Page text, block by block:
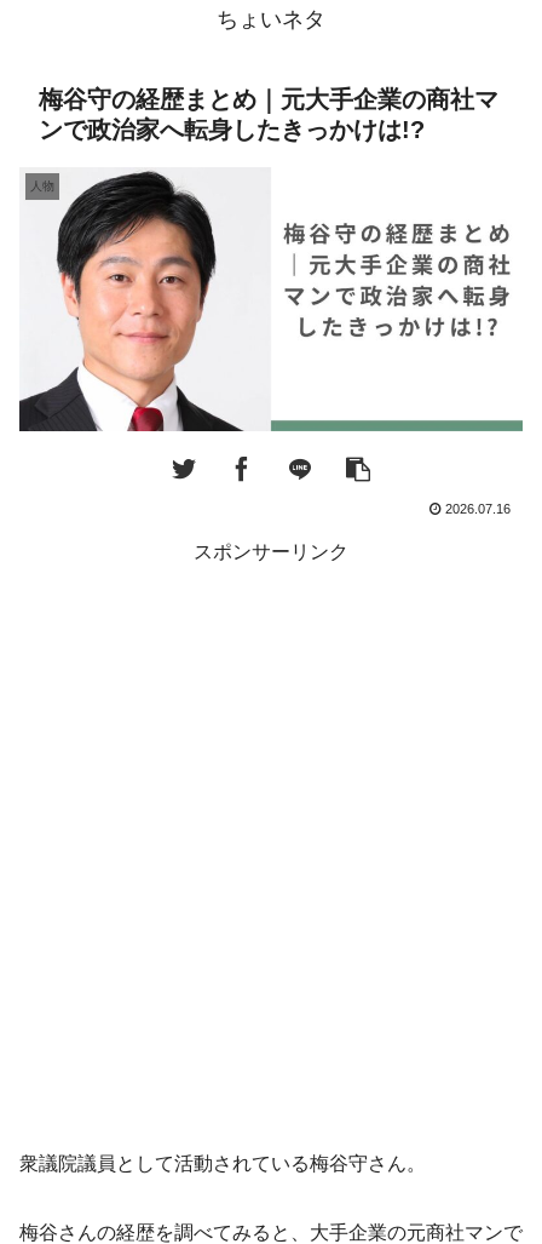
ちょいネタ
梅谷守の経歴まとめ｜元大手企業の商社マ
ンで政治家へ転身したきっかけは!?
人物
2026.07.16
スポンサーリンク
衆議院議員として活動されている梅谷守さん。
梅谷さんの経歴を調べてみると、大手企業の元商社マンで